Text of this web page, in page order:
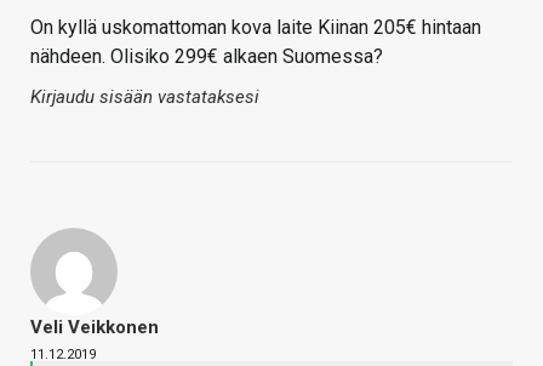
On kyllä uskomattoman kova laite Kiinan 205€ hintaan
nähdeen. Olisiko 299€ alkaen Suomessa?
Kirjaudu sisään vastataksesi
Veli Veikkonen
11.12.2019